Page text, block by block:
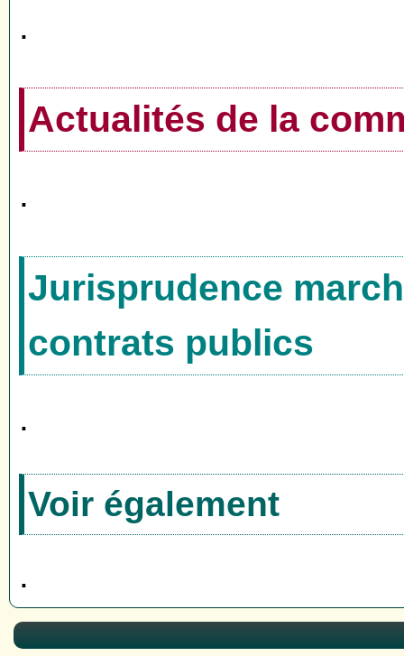
.
Actualités de la
.
Jurisprudence
contrats publics
.
Voir également
.